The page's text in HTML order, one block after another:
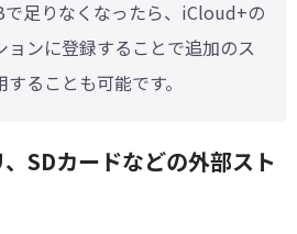
で足りなくなったら、iCloud+の
ョンに登録することで追加のス
ることも可能です。
SDカードなどの外部スト